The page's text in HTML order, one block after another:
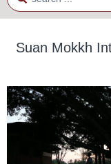
Suan Mokkh